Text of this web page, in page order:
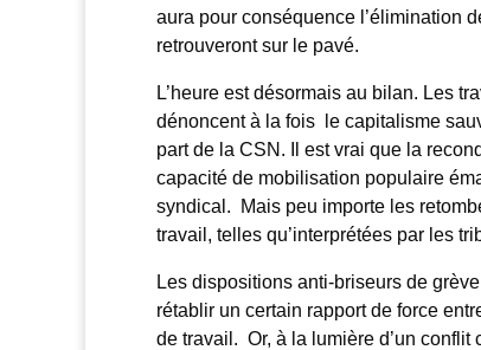
aura pour conséquence l’élimination
retrouveront sur le pavé.
L’heure est désormais au bilan. Les
dénoncent à la fois le capitalisme
part de la CSN. Il est vrai que la
capacité de mobilisation populaire
syndical. Mais peu importe les
travail, telles qu’interprétées par les
Les dispositions anti-briseurs de
rétablir un certain rapport de force
de travail. Or, à la lumière d’un